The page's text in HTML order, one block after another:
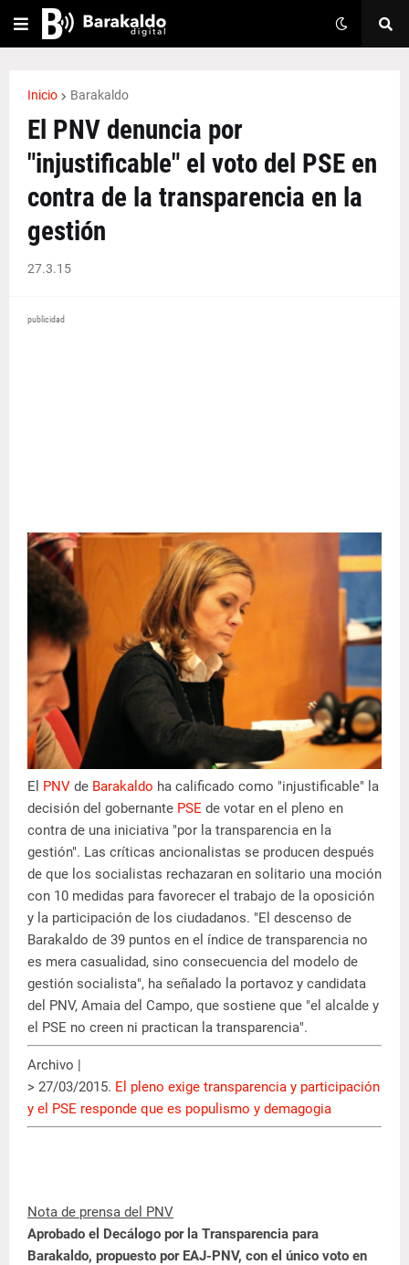
Inicio Barakaldo
El PNV denuncia por
"injustificable" el voto del PSE en
contra de la transparencia en la
gestión
27.3.15
publicidad
El PNV de Barakaldo ha calificado como "injustificable" la
decisión del gobernante PSE de votar en el pleno en
contra de una iniciativa "por la transparencia en la
gestión". Las críticas ancionalistas se producen después
de que los socialistas rechazaran en solitario una moción
con 10 medidas para favorecer el trabajo de la oposición
y la participación de los ciudadanos. "El descenso de
Barakaldo de 39 puntos en el índice de transparencia no
es mera casualidad, sino consecuencia del modelo de
gestión socialista", ha señalado la portavoz y candidata
del PNV, Amaia del Campo, que sostiene que "el alcalde y
el PSE no creen ni practican la transparencia".
Archivo |
> 27/03/2015. El pleno exige transparencia y participación
y el PSE responde que es populismo y demagogia
Nota de prensa del PNV
Aprobado el Decálogo por la Transparencia para
Barakaldo, propuesto por EAJ-PNV, con el único voto en